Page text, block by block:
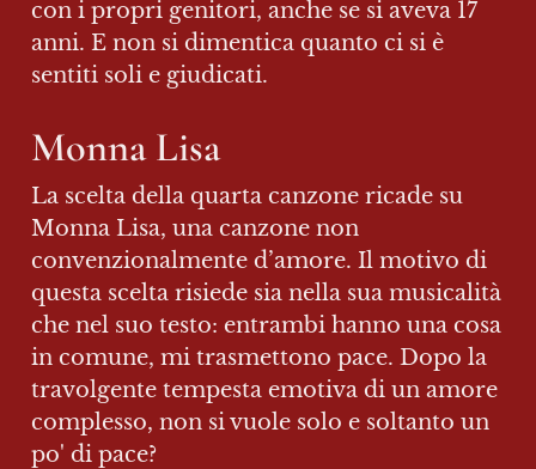
con i propri genitori, anche se si aveva 17
anni. E non si dimentica quanto ci si è
sentiti soli e giudicati.
Monna Lisa
La scelta della quarta canzone ricade su
Monna Lisa, una canzone non
convenzionalmente d’amore. Il motivo di
questa scelta risiede sia nella sua musicalità
che nel suo testo: entrambi hanno una cosa
in comune, mi trasmettono pace. Dopo la
travolgente tempesta emotiva di un amore
complesso, non si vuole solo e soltanto un
po' di pace?